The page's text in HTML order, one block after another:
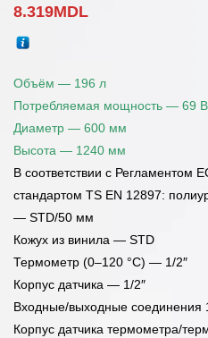
8.319MDL
Объём — 196 л
Потребляемая мощность — 69
Диаметр — 600 мм
Высота — 1240 мм
В соответствии с Регламентом
стандартом TS EN 12897:
— STD/50 мм
Кожух из винила — STD
Термометр (0–120 °C) — 1/2″
Корпус датчика — 1/2″
Входные/выходные соединения
Корпус датчика термометра/